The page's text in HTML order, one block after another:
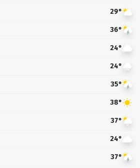
29°
36°
24°
24°
35°
38°
37°
24°
37°